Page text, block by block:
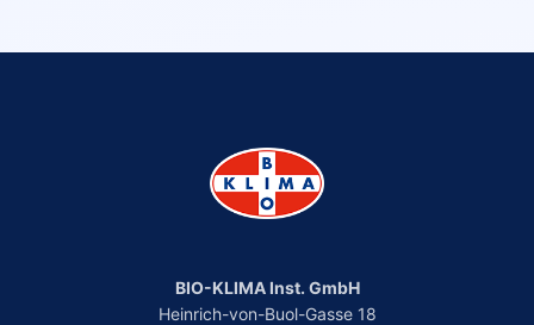
BIO-KLIMA Inst. GmbH
Heinrich-von-Buol-Gasse 18